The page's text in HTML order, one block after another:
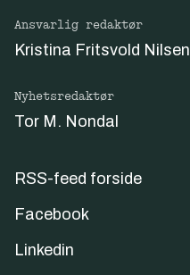
Ansvarlig redaktør
Kristina Fritsvold Nilsen
Nyhetsredaktør
Tor M. Nondal
RSS-feed forside
Facebook
Linkedin